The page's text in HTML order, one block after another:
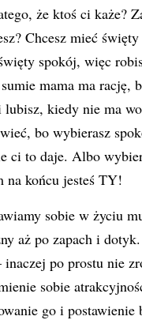
że ktoś ci każe?
Chcesz mieć
spokój, więc
mama ma rację,
kiedy nie ma
bo wybierasz
ci to daje. Albo
na końcu jesteś TY!
sobie w życiu
aż po zapach i
inaczej po prostu nie
sobie
go i postawienie